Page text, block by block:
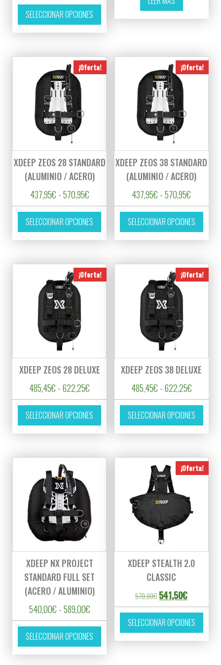
SELECCIONAR OPCIONES
Este producto tiene múltiples variantes.
¡Oferta!
XDEEP ZEOS 28 STANDARD
(ALUMINIO / ACERO)
437,95€ -570,95€Rango de precios: desde 437,95€ hasta
SELECCIONAR OPCIONES
Este producto tiene múltiples variantes.
¡Oferta!
XDEEP ZEOS 38 STANDARD
(ALUMINIO / ACERO)
437,95€ - 570,95€
SELECCIONAR OPCIONES
Este
¡Oferta!
XDEEP ZEOS 28 DELUXE
485,45€ -622,25€ Rango de precios: desde 485,45€ hasta
SELECCIONAR OPCIONES
Este producto tiene múltiples variantes.
¡Oferta!
XDEEP ZEOS 38 DELUXE
485,45€ -622,25€Rango
SELECCIONAR OPCIONES
Este
XDEEP NX PROJECT
STANDARD FULL SET
(ACERO / ALUMINIO)
540,00€ -589,00€Rango de precios: desde 540,00€ hasta
SELECCIONAR OPCIONES
Este producto tiene múltiples variantes.
¡Oferta!
XDEEP STEALTH 2.0
CLASSIC
570,00€ El precio original
541,50€El precio
SELECCIONAR OPCIONES
Este